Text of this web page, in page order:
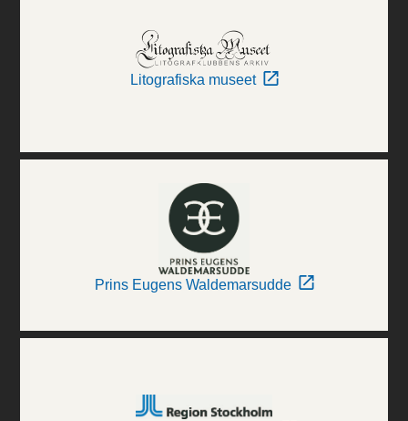
Litografiska museet
Prins Eugens Waldemarsudde